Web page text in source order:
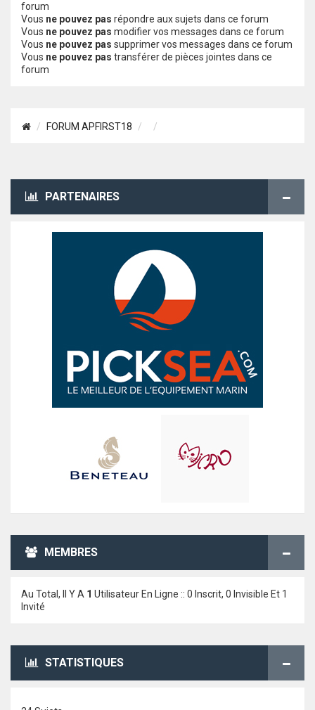
forum
Vous ne pouvez pas répondre aux sujets dans ce forum
Vous ne pouvez pas modifier vos messages dans ce forum
Vous ne pouvez pas supprimer vos messages dans ce forum
Vous ne pouvez pas transférer de pièces jointes dans ce
forum
FORUM APFIRST18
PARTENAIRES
MEMBRES
Au Total, Il Y A 1 Utilisateur En Ligne :: 0 Inscrit, 0 Invisible Et 1
Invité
STATISTIQUES